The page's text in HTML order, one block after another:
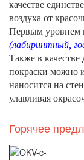
качестве
воздуха от
Первым уровнем
(лабиринтный,
Также в
покраски можно
наносится на
улавливая
Горячее